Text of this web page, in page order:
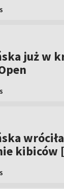
już w
kibiców